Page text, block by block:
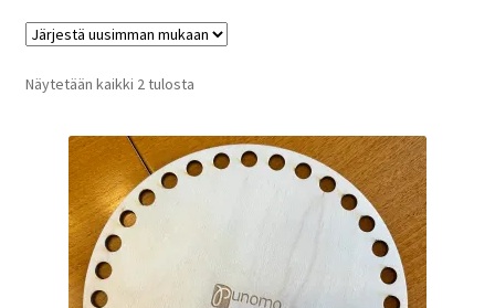
Käsityötuotteet
Ohjeet ja oppimateriaalit
Rahalahjoitukset
Materiaalit, työvälineet
Alekori
Näytetään kaikki 2 tulostaSorted
latest